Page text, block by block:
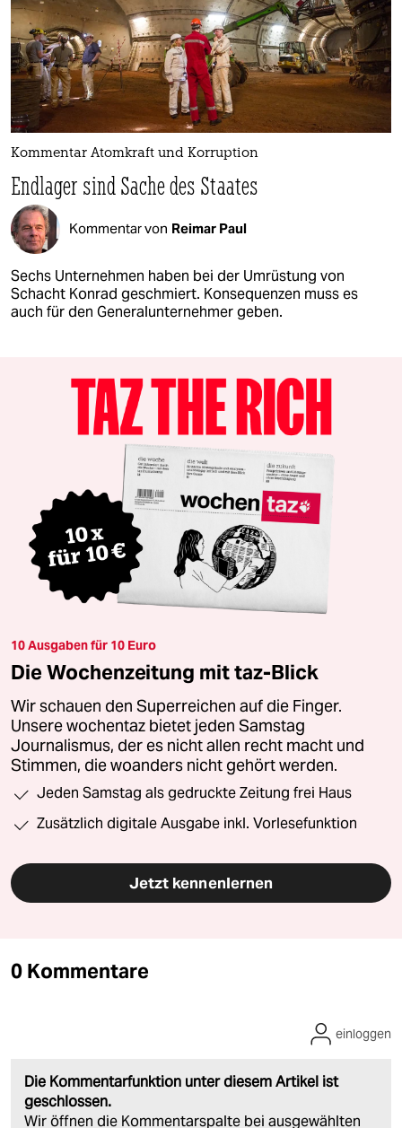
Kommentar Atomkraft und Korruption
Endlager sind Sache des Staates
Kommentar von Reimar Paul
Sechs Unternehmen haben bei der Umrüstung von
Schacht Konrad geschmiert. Konsequenzen muss es
auch für den Generalunternehmer geben.
10 Ausgaben für 10 Euro
Die Wochenzeitung mit taz-Blick
Wir schauen den Superreichen auf die Finger.
Unsere wochentaz bietet jeden Samstag
Journalismus, der es nicht allen recht macht und
Stimmen, die woanders nicht gehört werden.
Jeden Samstag als gedruckte Zeitung frei Haus
Zusätzlich digitale Ausgabe inkl. Vorlesefunktion
Jetzt kennenlernen
0 Kommentare
Die Kommentarfunktion unter diesem Artikel ist
geschlossen.
Wir öffnen die Kommentarspalte bei ausgewählten
einloggen